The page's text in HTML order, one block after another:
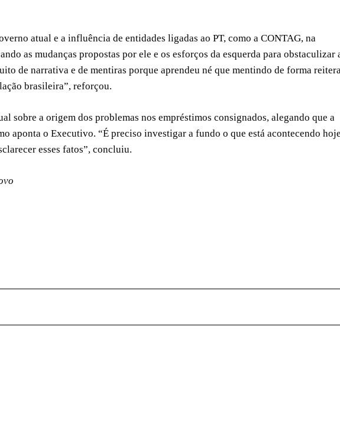
atual e a influência de entidades ligadas ao PT, como a CONTAG, na
as mudanças propostas por ele e os esforços da esquerda para obstaculizar
de narrativa e de mentiras porque aprendeu né que mentindo de forma
brasileira”, reforçou.
sobre a origem dos problemas nos empréstimos consignados, alegando que a
aponta o Executivo. “É preciso investigar a fundo o que está acontecendo
esses fatos”, concluiu.